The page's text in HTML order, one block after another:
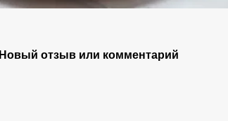
Новый отзыв или комментарий